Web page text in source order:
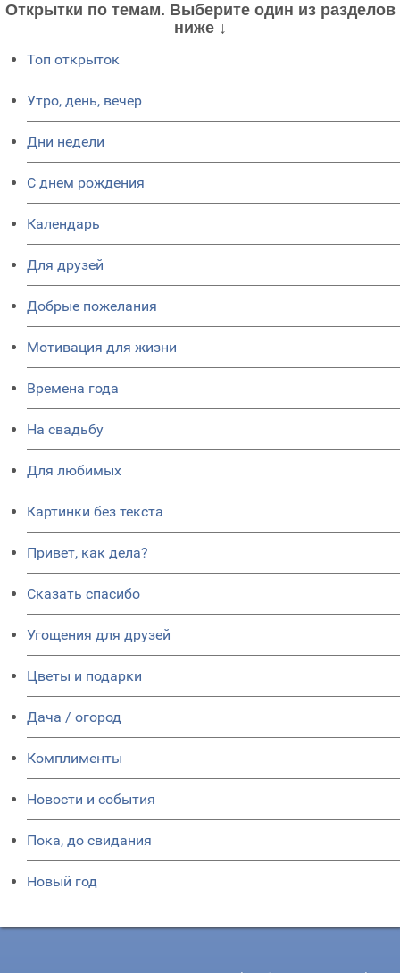
Открытки по темам. Выберите один из разделов
ниже ↓
Топ открыток
Утро, день, вечер
Дни недели
C днем рождения
Календарь
Для друзей
Добрые пожелания
Мотивация для жизни
Времена года
На свадьбу
Для любимых
Картинки без текста
Привет, как дела?
Сказать спасибо
Угощения для друзей
Цветы и подарки
Дача / огород
Комплименты
Новости и события
Пока, до свидания
Новый год